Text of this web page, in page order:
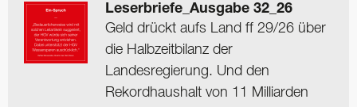
Leserbriefe_Ausgabe 32_26
Geld drückt aufs Land ff 29/26 über
die Halbzeitbilanz der
Landesregierung. Und den
Rekordhaushalt von 11 Milliarden